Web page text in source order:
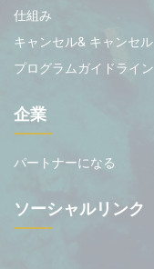
仕組み
キャンセル& キャンセル
プログラムガイドライン
企業
パートナーになる
ソーシャルリンク